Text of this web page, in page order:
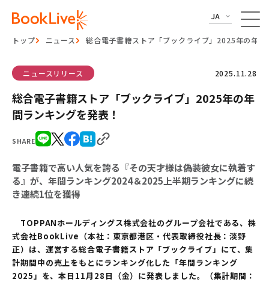
JA
トップ ニュース 総合電子書籍ストア「ブックライブ」2025年の年
SHARE
ニュースリリース 2025.11.28
総合電子書籍ストア「ブックライブ」2025年の年
間ランキングを発表！
電子書籍で高い人気を誇る『その天才様は偽装彼女に執着す
る』が、年間ランキング2024＆2025上半期ランキングに続
き連続1位を獲得
TOPPANホールディングス株式会社のグループ会社である、株
式会社BookLive（本社：東京都港区・代表取締役社長：淡野
正）は、運営する総合電子書籍ストア「ブックライブ」にて、集
計期間中の売上をもとにランキング化した「年間ランキング
2025」を、本日11月28日（金）に発表しました。（集計期間：